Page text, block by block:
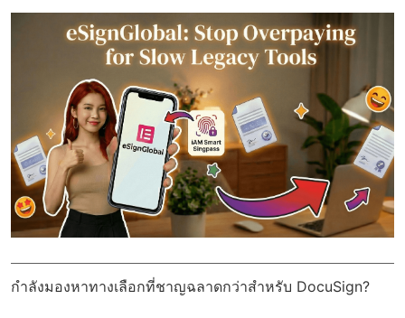
กำลังมองหาทางเลือกที่ชาญฉลาดกว่าสำหรับ DocuSign?